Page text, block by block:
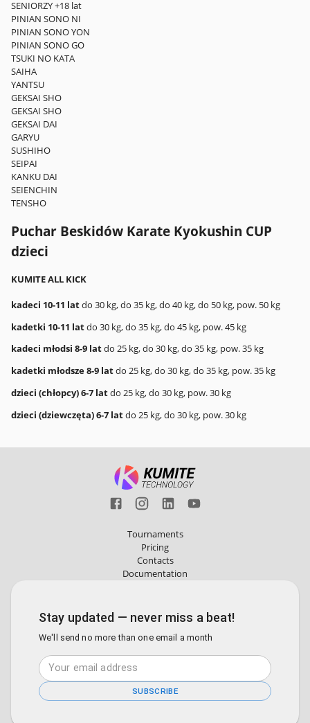
SENIORZY +18 lat
PINIAN SONO NI
PINIAN SONO YON
PINIAN SONO GO
TSUKI NO KATA
SAIHA
YANTSU
GEKSAI SHO
GEKSAI SHO
GEKSAI DAI
GARYU
SUSHIHO
SEIPAI
KANKU DAI
SEIENCHIN
TENSHO
Puchar Beskidów Karate Kyokushin CUP
dzieci
KUMITE ALL KICK
kadeci 10-11 latdo 30 kg, do 35 kg, do 40 kg, do 50 kg, pow. 50 kg
kadetki 10-11 latdo 30 kg, do 35 kg, do 45 kg, pow. 45 kg
kadeci młodsi 8-9 latdo 25 kg, do 30 kg, do 35 kg, pow. 35 kg
kadetki młodsze 8-9 latdo 25 kg, do 30 kg, do 35 kg, pow. 35 kg
dzieci (chłopcy) 6-7 latdo 25 kg, do 30 kg, pow. 30 kg
dzieci (dziewczęta) 6-7 latdo 25 kg, do 30 kg, pow. 30 kg
Tournaments
Pricing
Contacts
Documentation
Stay updated — never miss a beat!
We'll send no more than one email a month
SUBSCRIBE